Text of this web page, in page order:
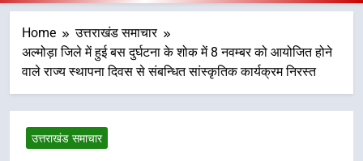
Home
उत्तराखंड समाचार
अल्मोड़ा जिले में हुई बस दुर्घटना के शोक में 8 नवम्बर को आयोजित होने
वाले राज्य स्थापना दिवस से संबन्धित सांस्कृतिक कार्यक्रम निरस्त
उत्तराखंड समाचार